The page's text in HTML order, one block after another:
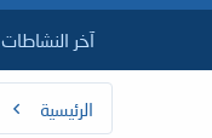
آخر النشاطات
الرئيسية